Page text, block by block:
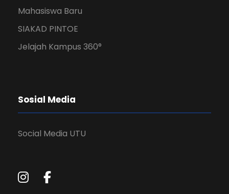
Mahasiswa Baru
SIAKAD PINTOE
Jelajah Kampus 360°
Sosial Media
Social Media UTU